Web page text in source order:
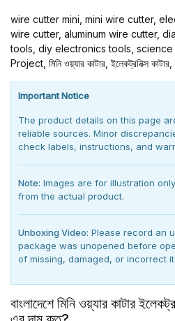
wire cutter mini, mini wire cutter,
wire cutter, aluminum wire cutter,
tools, diy electronics tools,
Project, মিনি ওয়্যার কাটার, ইলেকট্রনিক্স কাটার,
Important Notice
The product details on this page
reliable sources. Minor
check labels, instructions, and
Note: Images are for illustration
from the actual product.
Unboxing Video: Please record an
package was unopened before
of missing, damaged, or incorrect
বাংলাদেশে মিনি ওয়্যার কাটার